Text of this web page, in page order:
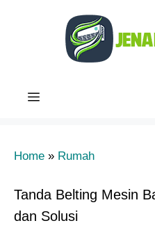
Menu
Home » Rumah
Tanda Belting Mesin
dan Solusi